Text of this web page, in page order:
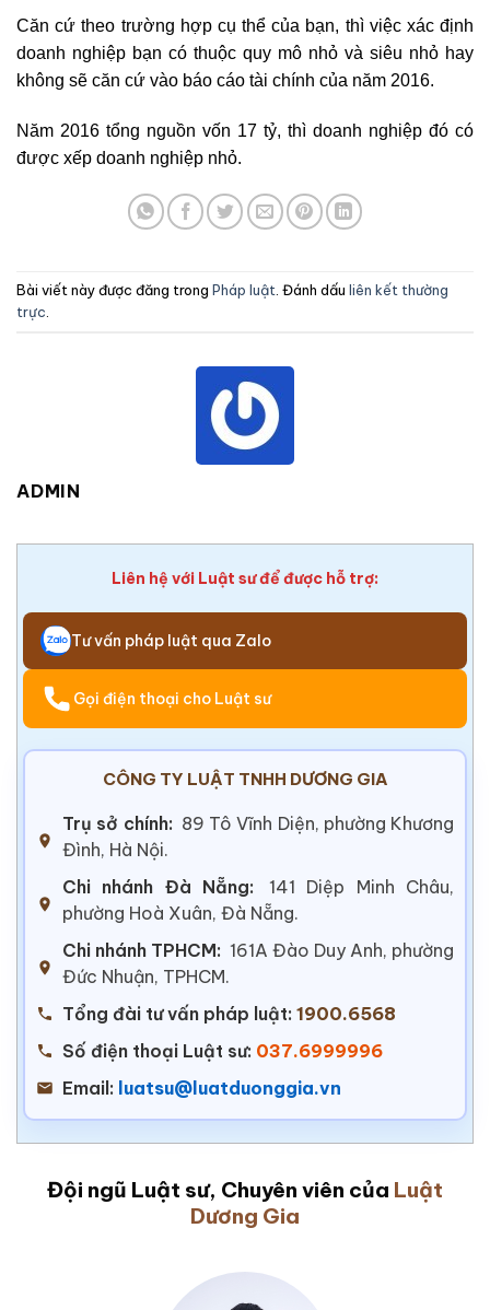
Căn cứ theo trường hợp cụ thể của bạn, thì việc xác định
doanh nghiệp bạn có thuộc quy mô nhỏ và siêu nhỏ hay
không sẽ căn cứ vào báo cáo tài chính của năm 2016.
Năm 2016 tổng nguồn vốn 17 tỷ, thì doanh nghiệp đó có
được xếp doanh nghiệp nhỏ.
Bài viết này được đăng trong Pháp luật . Đánh dấu liên kết thường
trực
ADMIN
Liên hệ với Luật sư để được hỗ trợ:
Tư vấn pháp luật qua Zalo
Gọi điện thoại cho Luật sư
CÔNG TY LUẬT TNHH DƯƠNG GIA
Trụ sở chính: 89 Tô Vĩnh Diện, phường Khương
Đình, Hà Nội.
Chi nhánh Đà Nẵng:
141 Diệp Minh Châu,
phường Hoà Xuân, Đà Nẵng.
Chi nhánh TPHCM: 161A Đào Duy Anh, phường
Đức Nhuận, TPHCM.
Tổng đài tư vấn pháp luật: 1900.6568
Số điện thoại Luật sư: 037.6999996
Email: luatsu@luatduonggia.vn
Đội ngũ Luật sư, Chuyên viên của Luật
Dương Gia